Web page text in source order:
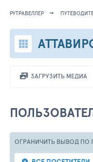
РУТРАВЕЛЛЕР
ЗАГРУЗИТЬ МЕДИА
ОГРАНИЧИТЬ ВЫВОД ПО